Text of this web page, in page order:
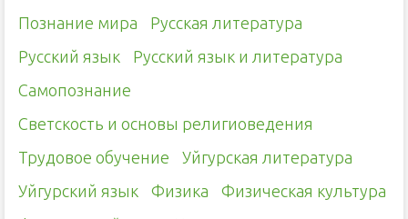
Познание мира
Русская литература
Русский язык
Русский язык и литература
Самопознание
Светскость и основы религиоведения
Трудовое обучение
Уйгурская литература
Уйгурский язык
Физика
Физическая культура